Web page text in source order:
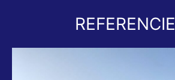
REFERENCIE